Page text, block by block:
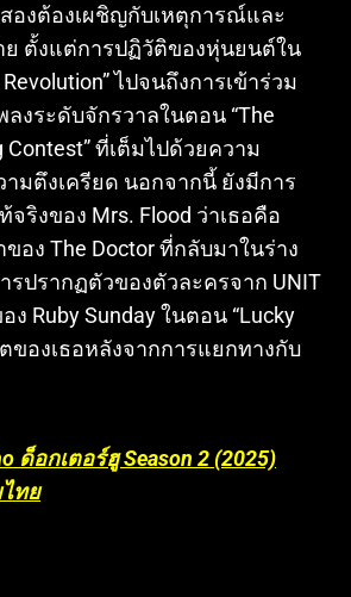
องต้องเผชิญกับเหตุการณ์และ
ตั้งแต่การปฏิวัติของหุ่นยนต์ใน
ไปจนถึงการเข้าร่วม
ลงระดับจักรวาลในตอน “The
Contest” ที่เต็มไปด้วยความ
มตึงเครียด นอกจากนี้ ยังมีการ
ริงของ Mrs. Flood ว่าเธอคือ
ของ The Doctor ที่กลับมาในร่าง
ปรากฏตัวของตัวละครจาก UNIT
Ruby Sunday ในตอน “Lucky
ของเธอหลังจากการแยกทางกับ
ด็อกเตอร์ฮู Season 2 (2025)
ทย